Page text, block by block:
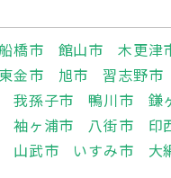
橋市 館山市 木更津
東金市 旭市 習志野市
我孫子市 鴨川市 鎌
袖ヶ浦市 八街市 印
山武市 いすみ市 大